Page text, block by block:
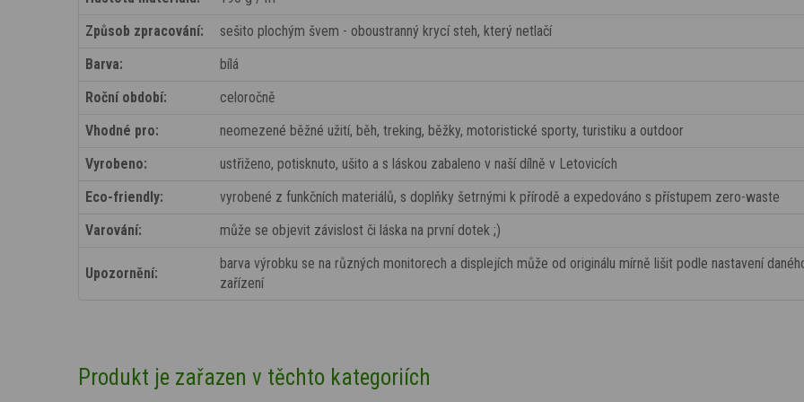
Způsob zpracování:
sešito plochým švem - oboustranný krycí steh, který netlačí
Barva:
bílá
Roční období:
celoročně
Vhodné pro:
neomezené běžné užití, běh, treking, běžky, motoristické sporty, turistiku a outdoor
Vyrobeno:
ustřiženo, potisknuto, ušito a s láskou zabaleno v naší dílně v Letovicích
Eco-friendly:
vyrobené z funkčních materiálů, s doplňky šetrnými k přírodě a expedováno s přístupem zero-waste
Varování:
může se objevit závislost či láska na první dotek ;)
Upozornění:
barva výrobku se na různých monitorech a displejích může od originálu mírně lišit podle nastavení
zařízení
Produkt je zařazen v těchto kategoriích